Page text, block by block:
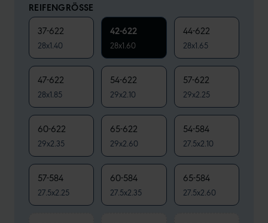
REIFENGRÖSSE
37-622
28x1.40
42-622
28x1.60
44-622
28x1.65
47-622
28x1.85
54-622
29x2.10
57-622
29x2.25
60-622
29x2.35
65-622
29x2.60
54-584
27.5x2.10
57-584
27.5x2.25
60-584
27.5x2.35
65-584
27.5x2.60